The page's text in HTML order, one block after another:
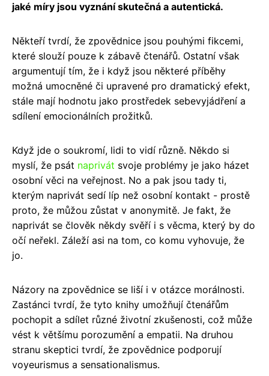
jaké míry jsou vyznání skutečná a autentická.
Někteří tvrdí, že zpovědnice jsou pouhými fikcemi,
které slouží pouze k zábavě čtenářů. Ostatní však
argumentují tím, že i když jsou některé příběhy
možná umocněné či upravené pro dramatický efekt,
stále mají hodnotu jako prostředek sebevyjádření a
sdílení emocionálních prožitků.
Když jde o soukromí, lidi to vidí různě. Někdo si
myslí, že psát naprivát svoje problémy je jako házet
osobní věci na veřejnost. No a pak jsou tady ti,
kterým naprivát sedí líp než osobní kontakt - prostě
proto, že můžou zůstat v anonymitě. Je fakt, že
naprivát se člověk někdy svěří i s věcma, který by do
očí neřekl. Záleží asi na tom, co komu vyhovuje, že
jo.
Názory na zpovědnice se liší i v otázce morálnosti.
Zastánci tvrdí, že tyto knihy umožňují čtenářům
pochopit a sdílet různé životní zkušenosti, což může
vést k většímu porozumění a empatii. Na druhou
stranu skeptici tvrdí, že zpovědnice podporují
voyeurismus a sensationalismus.